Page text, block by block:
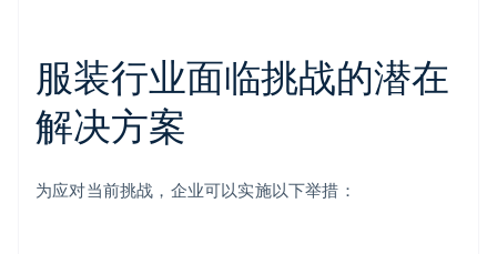
服装行业面临挑战的潜在
解决方案
为应对当前挑战，企业可以实施以下举措：